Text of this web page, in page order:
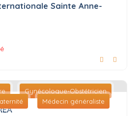
Sainte Anne-
Gynécologue-Obstétricien
Médecin généraliste